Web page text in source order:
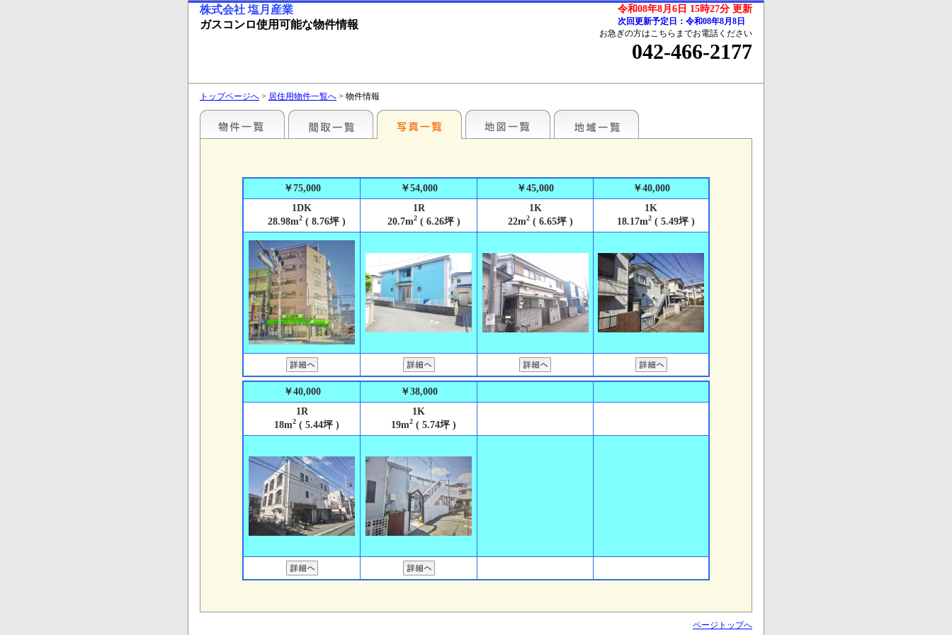
令和08年8月6日 15時27分 更新
次回更新予定日：令和08年8月8日
株式会社 塩月産業
ガスコンロ使用可能な物件情報
お急ぎの方はこちらまでお電話ください
042-466-2177
トップページへ > 居住用物件一覧へ > 物件情報
￥75,000 ￥54,000 ￥45,000
￥40,000
1DK
28.98m2 ( 8.76坪 )
1R
20.7m2( 6.26坪 )
1K
22m2( 6.65坪 )
1K
18.17m2 ( 5.49坪 )
￥40,000
￥38,000
1R
18m2 ( 5.44坪 )
1K
19m2 ( 5.74坪 )
ページトップへ